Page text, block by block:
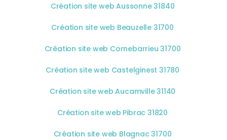
Création site web Aussonne 31840
Création site web Beauzelle 31700
Création site web Cornebarrieu 31700
Création site web Castelginest 31780
Création site web Aucamville 31140
Création site web Pibrac 31820
Création site web Blagnac 31700